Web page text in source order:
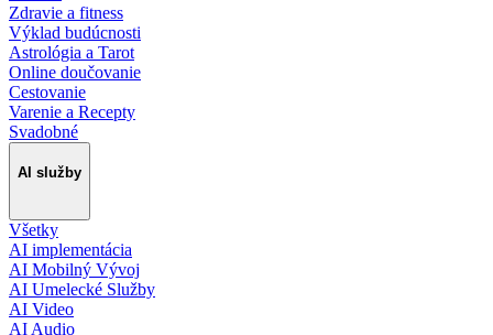
Zdravie a fitness
Výklad budúcnosti
Astrológia a Tarot
Online doučovanie
Cestovanie
Varenie a Recepty
Svadobné
AI služby
Všetky
AI implementácia
AI Mobilný Vývoj
AI Umelecké Služby
AI Video
AI Audio